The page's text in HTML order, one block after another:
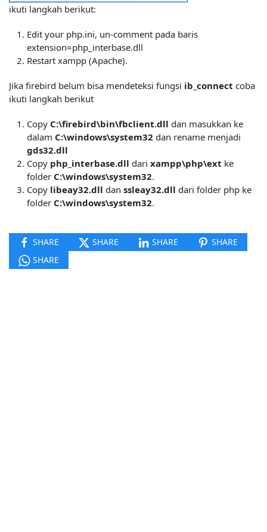
ikuti langkah berikut:
Edit your php.ini, un-comment pada baris
extension=php_interbase.dll
Restart xampp (Apache).
Jika firebird belum bisa mendeteksi fungsi ib_connect coba
ikuti langkah berikut
Copy C:\firebird\bin\fbclient.dll dan masukkan ke
dalam C:\windows\system32 dan rename menjadi
gds32.dll
Copy php_interbase.dll dari xampp\php\ext ke
folder C:\windows\system32.
Copy libeay32.dll dan ssleay32.dll dari folder php ke
folder C:\windows\system32.
SHARE SHARE SHARE
SHARE
SHARE